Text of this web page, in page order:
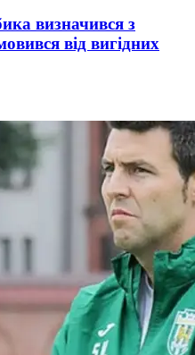
визначився з
від вигідних